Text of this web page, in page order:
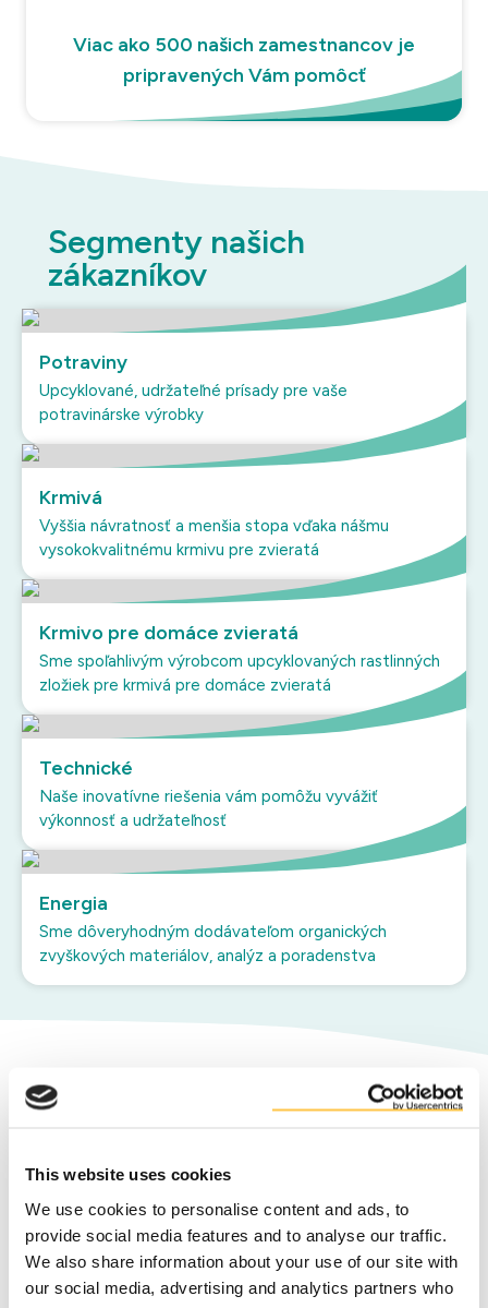
This website uses cookies
We use cookies to personalise content and ads, to
provide social media features and to analyse our traffic.
We also share information about your use of our site with
our social media, advertising and analytics partners who
Viac ako 500 našich zamestnancov je
pripravených Vám pomôcť
Segmenty našich
zákazníkov
Potraviny
Upcyklované, udržateľné prísady pre vaše
potravinárske výrobky
Krmivá
Vyššia návratnosť a menšia stopa vďaka nášmu
vysokokvalitnému krmivu pre zvieratá
Krmivo pre domáce zvieratá
Sme spoľahlivým výrobcom upcyklovaných rastlinných
zložiek pre krmivá pre domáce zvieratá
Technické
Naše inovatívne riešenia vám pomôžu vyvážiť
výkonnosť a udržateľnosť
Energia
Sme dôveryhodným dodávateľom organických
zvyškových materiálov, analýz a poradenstva
Vážime si našich partnerov v
Spoločnosť Duynie je odborným
partnerom popredných výrobcov
vedľajších produktovv potravinárskom,
nápojovom a biopalivovom priemysle v